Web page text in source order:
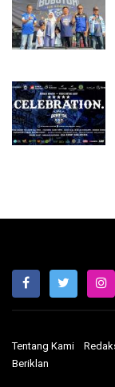
Tentang Kami
Beriklan